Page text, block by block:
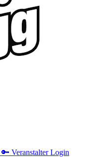
🔑 Veranstalter Login